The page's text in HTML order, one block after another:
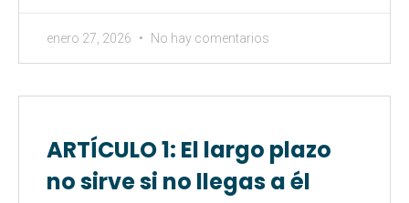
enero 27, 2026 No hay comentarios
ARTÍCULO 1: El largo plazo
no sirve si no llegas a él